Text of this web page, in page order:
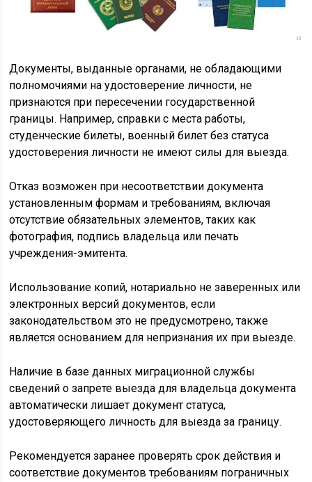
Документы, выданные органами, не обладающими
полномочиями на удостоверение личности, не
признаются при пересечении государственной
границы. Например, справки с места работы,
студенческие билеты, военный билет без статуса
удостоверения личности не имеют силы для выезда.
Отказ возможен при несоответствии документа
установленным формам и требованиям, включая
отсутствие обязательных элементов, таких как
фотография, подпись владельца или печать
учреждения-эмитента.
Использование копий, нотариально не заверенных или
электронных версий документов, если
законодательством это не предусмотрено, также
является основанием для непризнания их при выезде.
Наличие в базе данных миграционной службы
сведений о запрете выезда для владельца документа
автоматически лишает документ статуса,
удостоверяющего личность для выезда за границу.
Рекомендуется заранее проверять срок действия и
соответствие документов требованиям пограничных